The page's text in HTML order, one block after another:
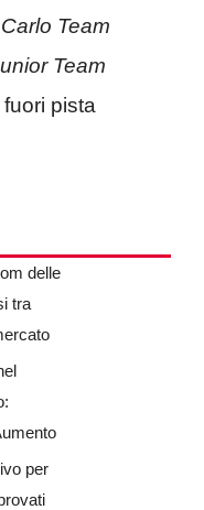
Team
Team
pista
delle
tra
per